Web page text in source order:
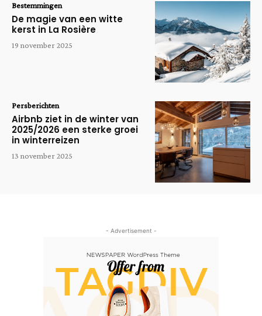
Bestemmingen
De magie van een witte
kerst in La Rosière
19 november 2025
Persberichten
Airbnb ziet in de winter van
2025/2026 een sterke groei
in winterreizen
13 november 2025
- Advertisement -